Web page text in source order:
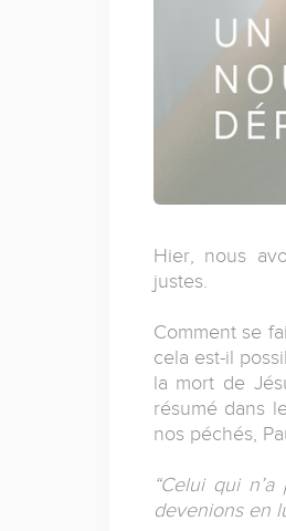
Hier, nous
justes.
Comment se
cela est-il
la mort de
résumé dans
nos péchés,
“Celui qui
devenions en